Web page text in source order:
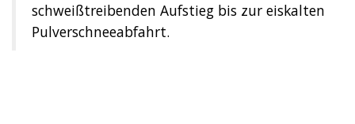
schweißtreibenden Aufstieg bis zur eiskalten
Pulverschneeabfahrt.